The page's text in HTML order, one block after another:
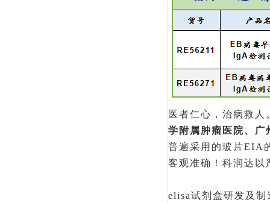
医者仁心，治病救人
学附属肿瘤医院、广
普遍采用的玻片EIA
客观准确！科润达以
elisa试剂盒研发及